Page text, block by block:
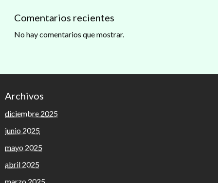
Comentarios recientes
No hay comentarios que mostrar.
Archivos
diciembre 2025
junio 2025
mayo 2025
abril 2025